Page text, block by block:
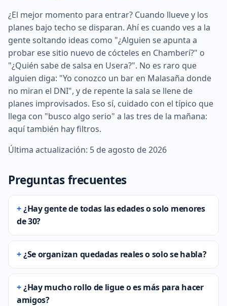
¿El mejor momento para entrar? Cuando llueve y los
planes bajo techo se disparan. Ahí es cuando ves a la
gente soltando ideas como "¿Alguien se apunta a
probar ese sitio nuevo de cócteles en Chamberí?" o
"¿Quién sabe de salsa en Usera?". No es raro que
alguien diga: "Yo conozco un bar en Malasaña donde
no miran el DNI", y de repente la sala se llene de
planes improvisados. Eso sí, cuidado con el típico que
llega con "busco algo serio" a las tres de la mañana:
aquí también hay filtros.
Última actualización: 5 de agosto de 2026
Preguntas frecuentes
¿Hay gente de todas las edades o solo menores
de 30?
¿Se organizan quedadas reales o solo se habla?
¿Hay mucho rollo de ligue o es más para hacer
amigos?